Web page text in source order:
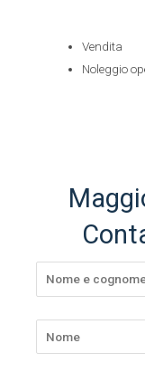
Vendita
Noleggio